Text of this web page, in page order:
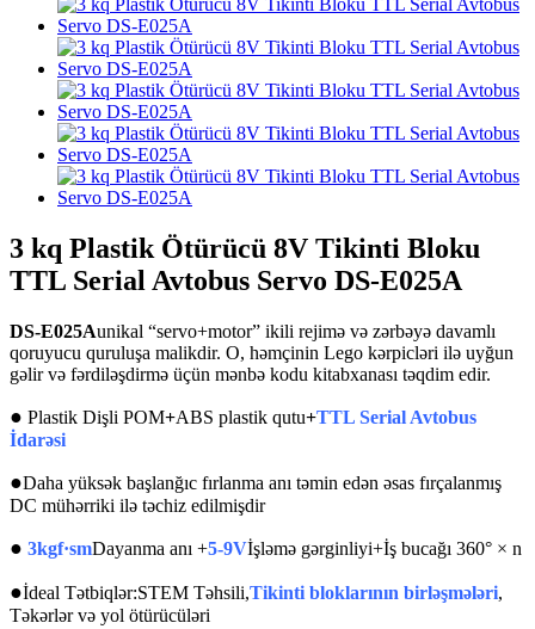
3 kq Plastik Ötürücü 8V Tikinti Bloku
TTL Serial Avtobus Servo DS-E025A
DS-E025Aunikal “servo+motor” ikili rejimə və zərbəyə davamlı
qoruyucu quruluşa malikdir. O, həmçinin Lego kərpicləri ilə uyğun
gəlir və fərdiləşdirmə üçün mənbə kodu kitabxanası təqdim edir.
● Plastik Dişli POM+ABS plastik qutu+TTL Serial Avtobus
İdarəsi
●Daha yüksək başlanğıc fırlanma anı təmin edən əsas fırçalanmış
DC mühərriki ilə təchiz edilmişdir
● 3kgf·smDayanma anı +5-9Vİşləmə gərginliyi+İş bucağı 360° × n
●İdeal Tətbiqlər:STEM Təhsili,Tikinti bloklarının birləşmələri,
Təkərlər və yol ötürücüləri